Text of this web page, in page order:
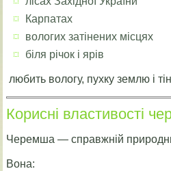
Карпатах
вологих затінених місцях
біля річок і ярів
любить вологу, пухку землю і
Корисні властивості
Черемша — справжній
Вона: